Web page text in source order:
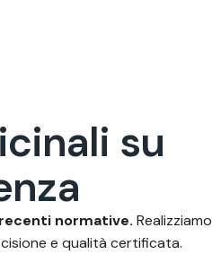
icinali su
nza
normative. Realizziamo
e qualità certificata.